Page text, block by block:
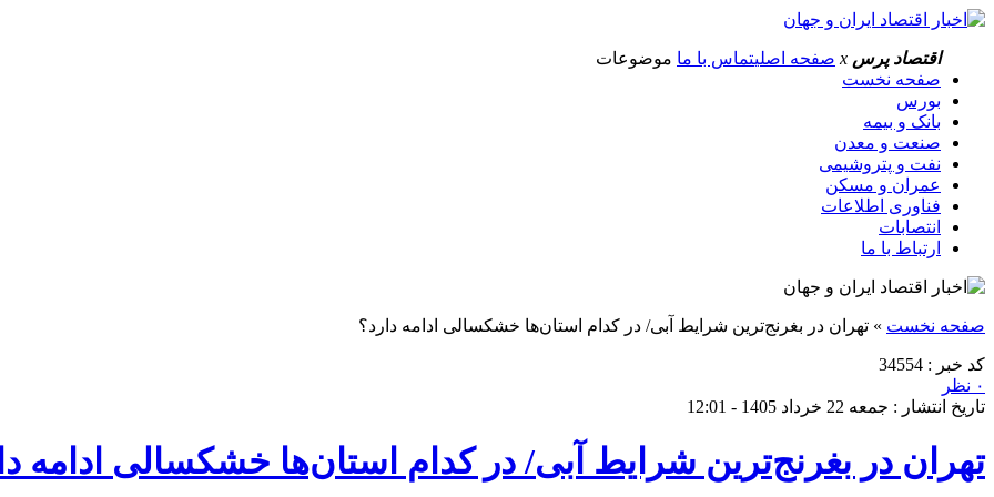
اقتصاد پرس x صفحه اصلیتماس با ما موضوعات
صفحه نخست
بورس
بانک و بیمه
صنعت و معدن
نفت و پتروشیمی
عمران و مسکن
فناوری اطلاعات
انتصابات
ارتباط با ما
صفحه نخست » تهران در بغرنج‌ترین شرایط آبی/ در کدام استان‌ها خشکسالی ادامه دارد؟
کد خبر : 34554
۰ نظر
تاریخ انتشار : جمعه 22 خرداد 1405 - 12:01
تهران در بغرنج‌ترین شرایط آبی/ در کدام استان‌ها خشکسالی ادامه